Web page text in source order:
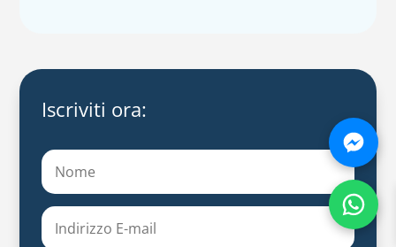
Iscriviti ora: